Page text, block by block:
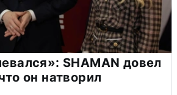
SHAMAN довел
он натворил